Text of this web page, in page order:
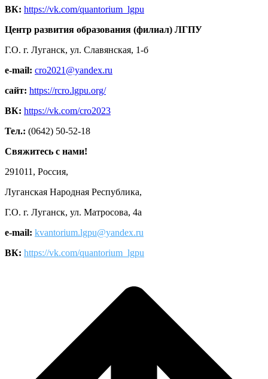
ВК: https://vk.com/quantorium_lgpu
Центр развития образования (филиал) ЛГПУ
Г.О. г. Луганск, ул. Славянская, 1-б
e-mail: cro2021@yandex.ru
сайт: https://rcro.lgpu.org/
ВК: https://vk.com/cro2023
Тел.: (0642) 50-52-18
Свяжитесь с нами!
291011, Россия,
Луганская Народная Республика,
Г.О. г. Луганск, ул. Матросова, 4а
e-mail: kvantorium.lgpu@yandex.ru
ВК: https://vk.com/quantorium_lgpu